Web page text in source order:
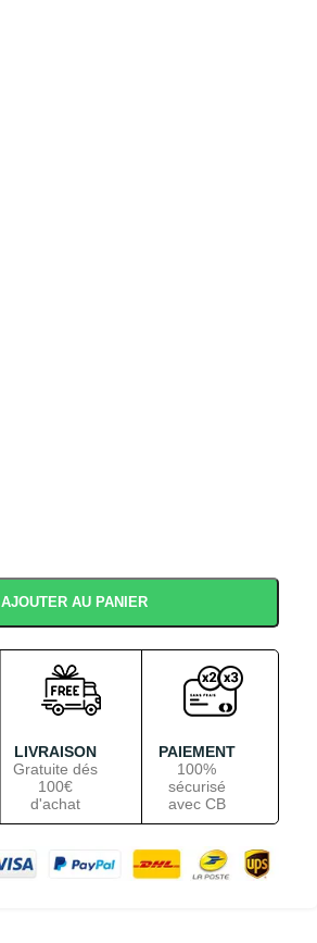
AJOUTER AU PANIER
LIVRAISON
Gratuite dés
100€
d'achat
PAIEMENT
100%
sécurisé
avec CB